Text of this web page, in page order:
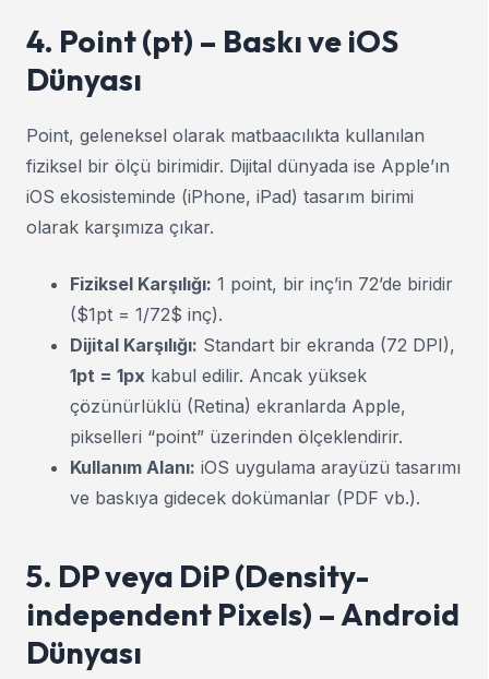
4. Point (pt) – Baskı ve iOS
Dünyası
Point, geleneksel olarak matbaacılıkta kullanılan
fiziksel bir ölçü birimidir. Dijital dünyada ise Apple’ın
iOS ekosisteminde (iPhone, iPad) tasarım birimi
olarak karşımıza çıkar.
Fiziksel Karşılığı: 1 point, bir inç’in 72’de biridir
($1pt = 1/72$ inç).
Dijital Karşılığı: Standart bir ekranda (72 DPI),
1pt = 1px kabul edilir. Ancak yüksek
çözünürlüklü (Retina) ekranlarda Apple,
pikselleri “point” üzerinden ölçeklendirir.
Kullanım Alanı: iOS uygulama arayüzü tasarımı
ve baskıya gidecek dokümanlar (PDF vb.).
5. DP veya DiP (Density-
independent Pixels) – Android
Dünyası